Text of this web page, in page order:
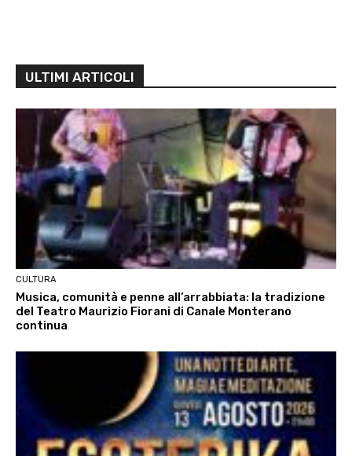
ULTIMI ARTICOLI
CULTURA
Musica, comunità e penne all’arrabbiata: la tradizione
del Teatro Maurizio Fiorani di Canale Monterano
continua